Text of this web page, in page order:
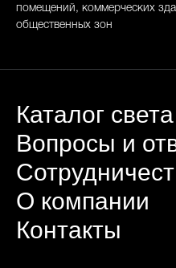
помещений, коммерческих
общественных зон
Каталог света
Вопросы и
О компании
Контакты